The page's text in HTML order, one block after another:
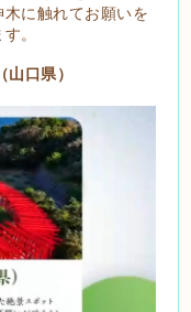
に触れてお願いを
。
口県）